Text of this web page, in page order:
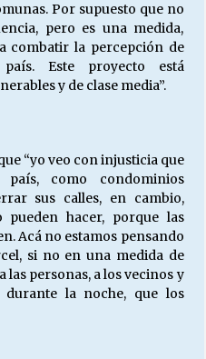
Por supuesto que no
pero es una medida,
combatir la percepción de
Este proyecto está
y de clase media”.
“yo veo con injusticia que
como condominios
sus calles, en cambio,
pueden hacer, porque las
Acá no estamos pensando
si no en una medida de
personas, a los vecinos y
la noche, que los